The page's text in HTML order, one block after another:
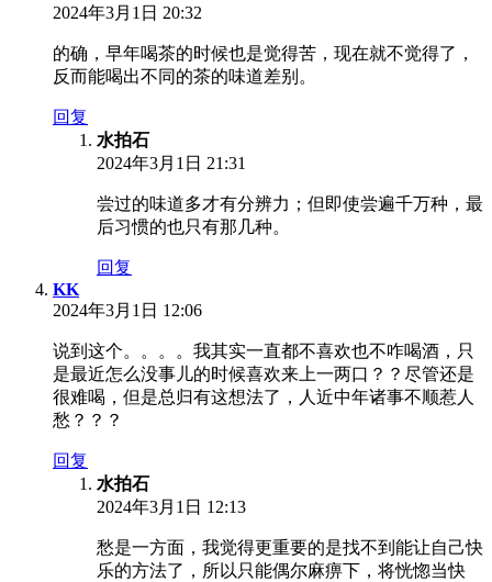
2024年3月1日 20:32
的确，早年喝茶的时候也是觉得苦，现在就不觉得了，
反而能喝出不同的茶的味道差别。
回复
水拍石
2024年3月1日 21:31
尝过的味道多才有分辨力；但即使尝遍千万种，最
后习惯的也只有那几种。
回复
KK
2024年3月1日 12:06
说到这个。。。。我其实一直都不喜欢也不咋喝酒，只
是最近怎么没事儿的时候喜欢来上一两口？？尽管还是
很难喝，但是总归有这想法了，人近中年诸事不顺惹人
愁？？？
回复
水拍石
2024年3月1日 12:13
愁是一方面，我觉得更重要的是找不到能让自己快
乐的方法了，所以只能偶尔麻痹下，将恍惚当快